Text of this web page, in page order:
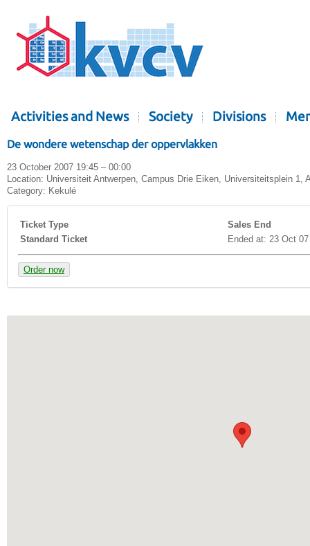
Activities and News Society Divisions
De wondere wetenschap der oppervlakken
23 October 2007 19:45 – 00:00
Location: Universiteit Antwerpen, Campus Drie Eiken, Universiteitsplein 1,
Category: Kekulé
Ticket Type
Sales End
Standard Ticket
Ended at: 23 Oct 07
Order now